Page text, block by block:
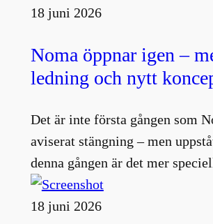
18 juni 2026
Noma öppnar igen –
ledning och nytt
Det är inte första gången som
aviserat stängning – men
denna gången är det mer
18 juni 2026